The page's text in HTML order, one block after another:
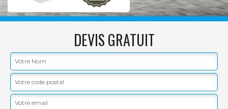
DEVIS GRATUIT